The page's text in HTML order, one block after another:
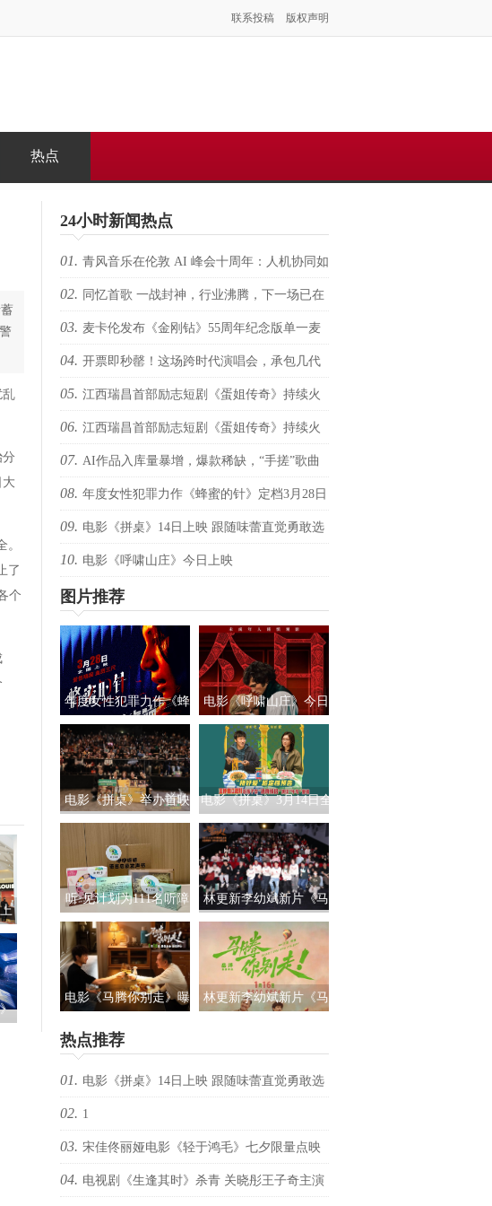
联系投稿 版权声明
热点
乱
了
个
炫
24小时新闻热点
01. 青风音乐在伦敦 AI 峰会十周年：人机协同如
何重塑虚拟音乐 IP 全球化路径？
02. 同忆首歌 一战封神，行业沸腾，下一场已在
路上
03. 麦卡伦发布《金刚钻》55周年纪念版单一麦
芽苏格兰威士忌 致敬007银幕传奇，续写匠心与
电影的交融
04. 开票即秒罄！这场跨时代演唱会，承包几代
人的回忆
05. 江西瑞昌首部励志短剧《蛋姐传奇》持续火
爆！双平台数据刷新纪录，见证本土力量
06. 江西瑞昌首部励志短剧《蛋姐传奇》持续火
爆！双平台数据刷新纪录，见证本土力量
07. AI作品入库量暴增，爆款稀缺，“手搓”歌曲
还有优势吗？青风音乐 SXSW 圆桌实录
08. 年度女性犯罪力作《蜂蜜的针》定档3月28日
绝版影后阵容癫
09. 电影《拼桌》14日上映 跟随味蕾直觉勇敢选
择心之所向
10. 电影《呼啸山庄》今日上映
图片推荐
年度女性犯罪力作《蜂
蜜的针》定档3月28日
绝版影后阵容癫
电影《呼啸山庄》今日
上映
电影《拼桌》举办首映
礼及路演 白色情人节相
约搭子稳稳幸福
电影《拼桌》3月14日全
国上映 饭张力拉满独属
于老吃家的烟火浪漫
听·见计划为111名听障
儿童送上新年声音礼
包：让每一次表达都有
回响
林更新李幼斌新片《马
腾你别走》首映礼 笑泪
齐飞获全龄段共鸣好评
电影《马腾你别走》曝
新李幼斌组团勇闯人
生“新地图”
林更新李幼斌新片《马
热点推荐
01. 电影《拼桌》14日上映 跟随味蕾直觉勇敢选
择心之所向
02. 1
03. 宋佳佟丽娅电影《轻于鸿毛》七夕限量点映
04. 电视剧《生逢其时》杀青 关晓彤王子奇主演